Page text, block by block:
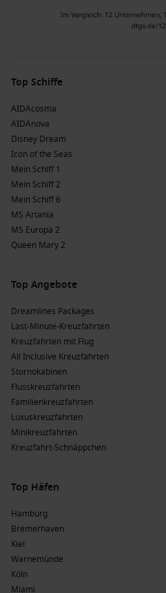
Top Schiffe
AIDAcosma
AIDAnova
Disney Dream
Icon of the Seas
Mein Schiff 1
Mein Schiff 2
Mein Schiff 6
MS Artania
MS Europa 2
Queen Mary 2
Top Angebote
Dreamlines Packages
Last-Minute-Kreuzfahrten
Kreuzfahrten mit Flug
All Inclusive Kreuzfahrten
Stornokabinen
Flusskreuzfahrten
Familienkreuzfahrten
Luxuskreuzfahrten
Minikreuzfahrten
Kreuzfahrt-Schnäppchen
Top Häfen
Hamburg
Bremerhaven
Kiel
Warnemünde
Köln
Miami